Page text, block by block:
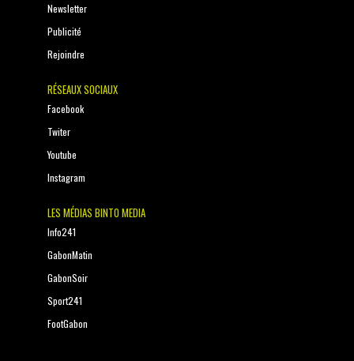
Newsletter
Publicité
Rejoindre
RÉSEAUX SOCIAUX
Facebook
Twiter
Youtube
Instagram
LES MÉDIAS BINTO MEDIA
Info241
GabonMatin
GabonSoir
Sport241
FootGabon